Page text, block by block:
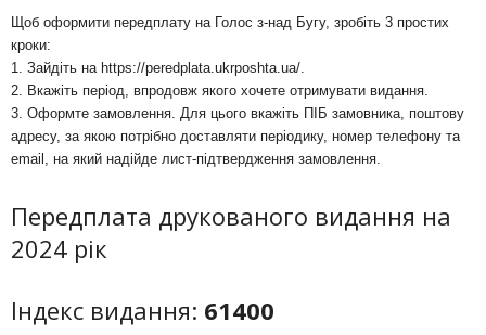
Щоб оформити передплату на Голос з-над Бугу, зробіть 3 простих
кроки:
1. Зайдіть на https://peredplata.ukrposhta.ua/.
2. Вкажіть період, впродовж якого хочете отримувати видання.
3. Оформте замовлення. Для цього вкажіть ПІБ замовника, поштову
адресу, за якою потрібно доставляти періодику, номер телефону та
email, на який надійде лист-підтвердження замовлення.
Передплата друкованого видання на
2024 рік
Індекс видання: 61400